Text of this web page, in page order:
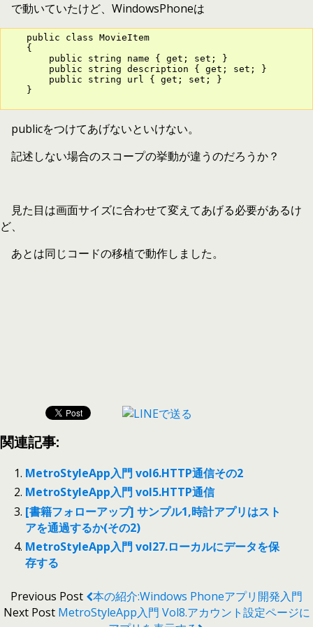
で動いていたけど、WindowsPhoneは
    public class MovieItem
    {
        public string name { get; set; }
        public string description { get; set; }
        public string url { get; set; }
    }
publicをつけてあげないといけない。
記述しない場合のスコープの挙動が違うのだろうか？
見た目は画面サイズに合わせて変えてあげる必要があるけ
ど、
あとは同じコードの移植で動作しました。
関連記事:
MetroStyleApp入門 vol6.HTTP通信その2
MetroStyleApp入門 vol5.HTTP通信
[書籍フォローアップ] サンプル1,時計アプリはスト
アを通過するか(その2)
MetroStyleApp入門 vol27.ローカルにデータを保
存する
Previous Post
本の紹介:Windows Phoneアプリ開発入門
Next Post MetroStyleApp入門 Vol8.アカウント設定ページに